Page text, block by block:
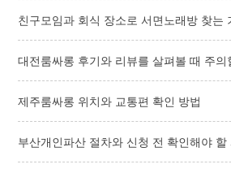
친구모임과 회식 장소로 서면노래방 찾는
대전룸싸롱 후기와 리뷰를 살펴볼 때 주의
제주룸싸롱 위치와 교통편 확인 방법
부산개인파산 절차와 신청 전 확인해야 할